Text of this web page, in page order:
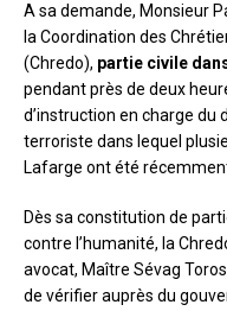
A sa demande, Monsieur
la Coordination des
(Chredo), partie civile
pendant près de deux
d’instruction en charge du
terroriste dans lequel
Lafarge ont été
Dès sa constitution de
contre l’humanité, la
avocat, Maître Sévag
de vérifier auprès du